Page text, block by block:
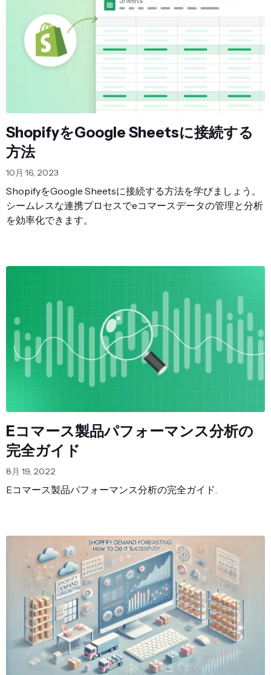
ShopifyをGoogle Sheetsに接続する
方法
10月 16, 2023
ShopifyをGoogle Sheetsに接続する方法を学びましょう。
シームレスな連携プロセスでeコマースデータの管理と分析
を効率化できます。
Eコマース製品パフォーマンス分析の
完全ガイド
8月 19, 2022
Eコマース製品パフォーマンス分析の完全ガイド.